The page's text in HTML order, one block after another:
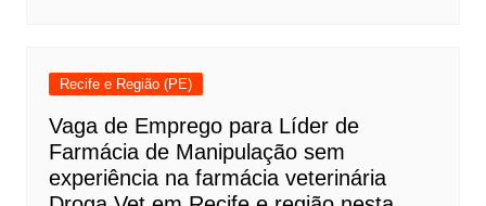
Recife e Região (PE)
Vaga de Emprego para Líder de
Farmácia de Manipulação sem
experiência na farmácia veterinária